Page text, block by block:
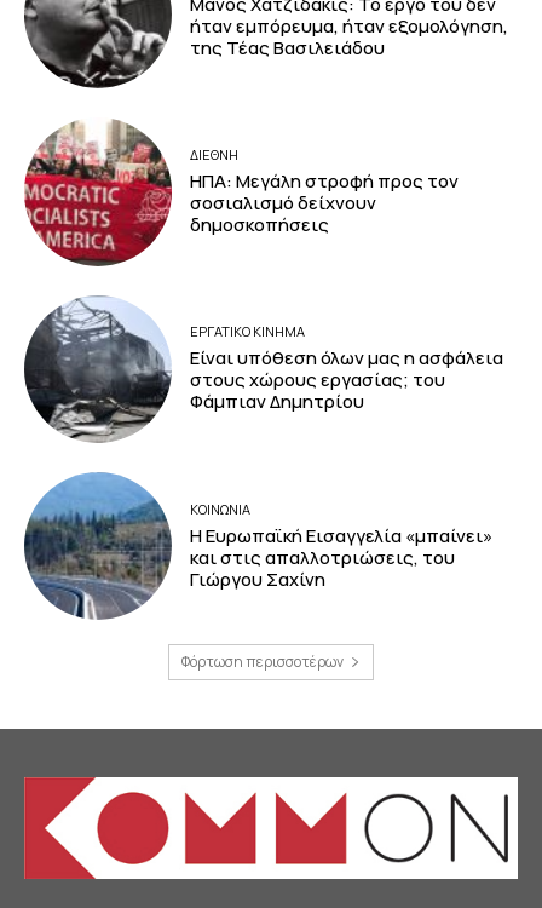
ήταν εμπόρευμα, ήταν εξομολόγηση,
της Τέας Βασιλειάδου
ΔΙΕΘΝΗ
ΗΠΑ: Μεγάλη στροφή προς τον
σοσιαλισμό δείχνουν
δημοσκοπήσεις
ΕΡΓΑΤΙΚΟ ΚΙΝΗΜΑ
Είναι υπόθεση όλων μας η ασφάλεια
στους χώρους εργασίας; του
Φάμπιαν Δημητρίου
ΚΟΙΝΩΝΙΑ
Η Ευρωπαϊκή Εισαγγελία «μπαίνει»
και στις απαλλοτριώσεις, του
Γιώργου Σαχίνη
Φόρτωση περισσοτέρων